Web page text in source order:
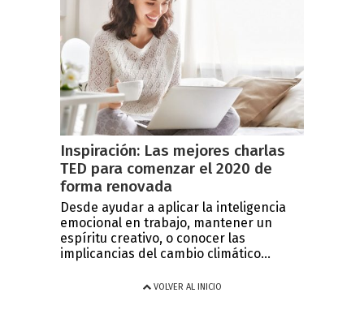
Inspiración: Las mejores charlas
TED para comenzar el 2020 de
forma renovada
Desde ayudar a aplicar la inteligencia
emocional en trabajo, mantener un
espíritu creativo, o conocer las
implicancias del cambio climático...
VOLVER AL INICIO